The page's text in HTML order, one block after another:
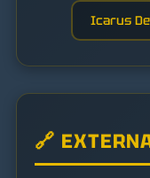
Icarus
🔗